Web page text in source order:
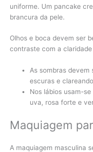
uniforme. Um pancake
brancura da pele.
Olhos e boca devem ser
contraste com a
As sombras devem
escuras e
Nos lábios usam-
uva, rosa forte e
Maquiagem
A maquiagem masculina